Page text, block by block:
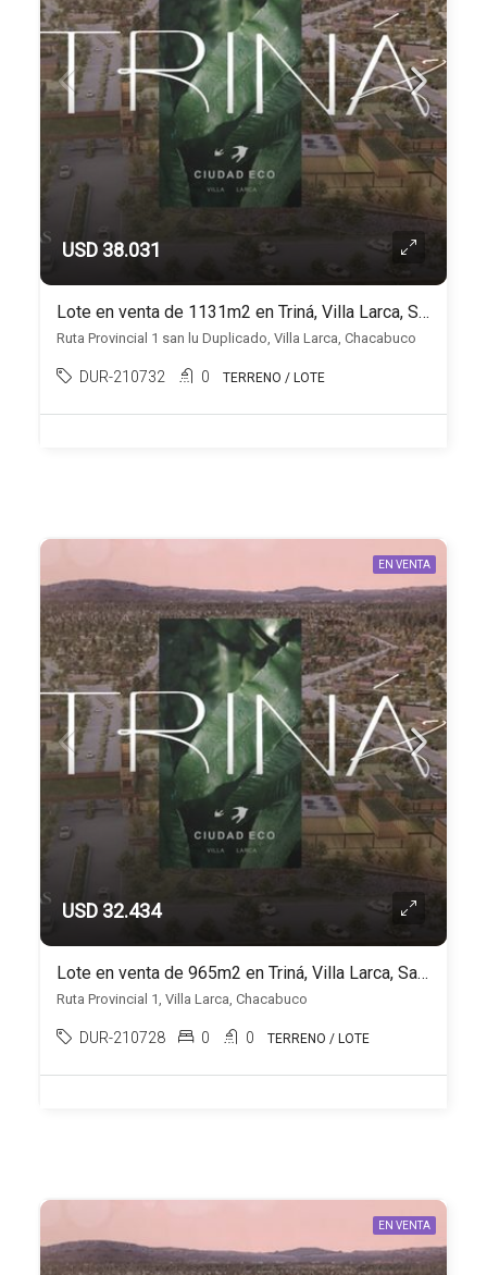
USD 38.031
Lote en venta de 1131m2 en Triná, Villa Larca, San Luis
Ruta Provincial 1 san lu Duplicado, Villa Larca, Chacabuco
DUR-210732 0 TERRENO / LOTE
EN VENTA
USD 32.434
Lote en venta de 965m2 en Triná, Villa Larca, San Luis
Ruta Provincial 1, Villa Larca, Chacabuco
DUR-210728 0 0 TERRENO / LOTE
EN VENTA